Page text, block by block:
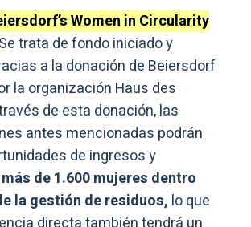
Women in Circularity
Se trata de fondo iniciado y
a la donación de Beiersdorf
la organización Haus des
de esta donación, las
antes mencionadas podrán
de ingresos y
más de 1.600 mujeres dentro
la gestión de residuos, lo que